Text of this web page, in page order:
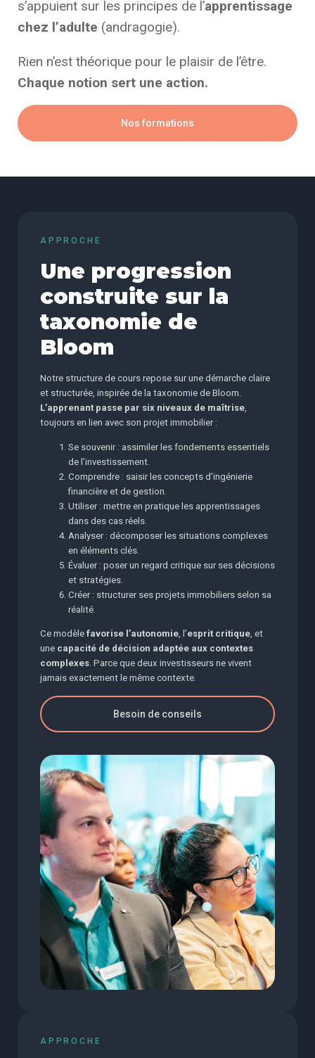
s’appuient sur les principes de l’apprentissage
chez l’adulte (andragogie).
Rien n’est théorique pour le plaisir de l’être.
Chaque notion sert une action.
Nos formations
APPROCHE
Une progression
construite sur la
taxonomie de
Bloom
Notre structure de cours repose sur une démarche claire
et structurée, inspirée de la taxonomie de Bloom.
L’apprenant passe par six niveaux de maîtrise,
toujours en lien avec son projet immobilier :
Se souvenir : assimiler les fondements essentiels
de l’investissement.
Comprendre : saisir les concepts d’ingénierie
financière et de gestion.
Utiliser : mettre en pratique les apprentissages
dans des cas réels.
Analyser : décomposer les situations complexes
en éléments clés.
Évaluer : poser un regard critique sur ses décisions
et stratégies.
Créer : structurer ses projets immobiliers selon sa
réalité.
Ce modèle favorise l’autonomie , l’esprit critique , et
une capacité de décision adaptée aux contextes
complexes . Parce que deux investisseurs ne vivent
jamais exactement le même contexte.
Besoin de conseils
APPROCHE